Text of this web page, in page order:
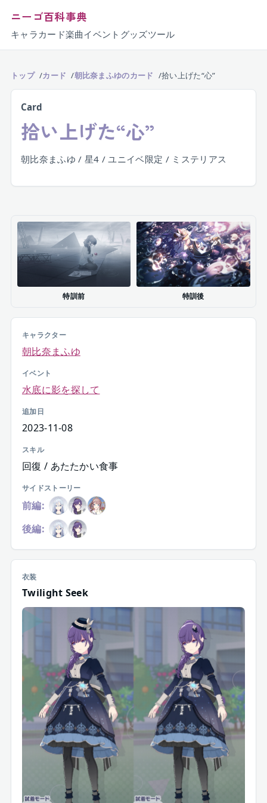
ニーゴ百科事典
キャラ カード楽曲イベント グッズツール
トップ カード 朝比奈まふゆのカード 拾い上げた“心”
Card
拾い上げた“心”
朝比奈まふゆ / 星4 / ユニイベ限定 / ミステリアス
特訓前 特訓後
キャラクター
朝比奈まふゆ
イベント
水底に影を探して
追加日
2023-11-08
スキル
回復 / あたたかい食事
サイドストーリー
前編:
後編:
衣装
Twilight Seek